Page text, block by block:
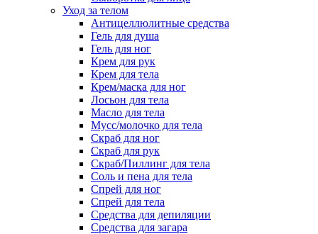
Уход за телом
Антицеллюлитные средства
Гель для душа
Гель для ног
Крем для рук
Крем для тела
Крем/маска для ног
Лосьон для тела
Масло для тела
Мусс/молочко для тела
Скраб для ног
Скраб для рук
Скраб/Пиллинг для тела
Соль и пена для тела
Спрей для ног
Спрей для тела
Средства для депиляции
Средства для загара